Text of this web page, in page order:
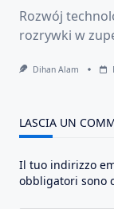
Rozwój
rozrywki w
Dihan Alam
LASCIA UN
Il tuo indirizzo
obbligatori sono